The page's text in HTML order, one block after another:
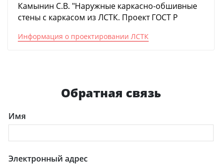
Камынин С.В. "Наружные каркасно-обшивные
стены с каркасом из ЛСТК. Проект ГОСТ Р
Информация о проектировании ЛСТК
Обратная связь
Имя
Электронный адрес